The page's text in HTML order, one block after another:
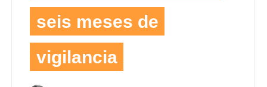
seis meses de
vigilancia